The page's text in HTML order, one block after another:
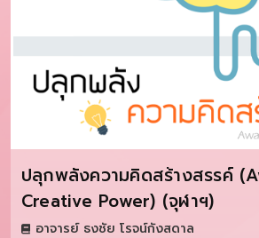
ปลุกพลังความคิดสร้างสรรค์
Creative Power) (จุฬาฯ)
อาจารย์ ธงชัย โรจน์กังสดาล